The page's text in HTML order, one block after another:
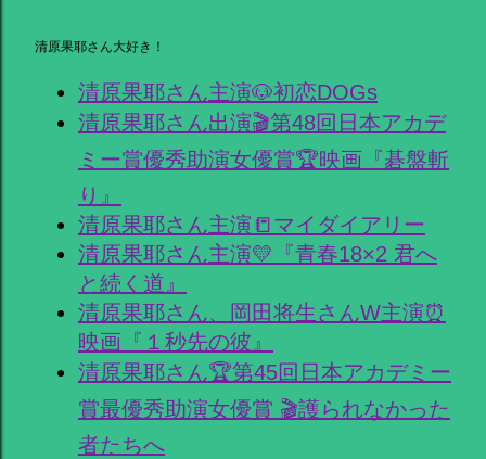
清原果耶さん大好き！
清原果耶さん主演🐶初恋DOGs
清原果耶さん出演🎬第48回日本アカデ
ミー賞優秀助演女優賞🏆映画『碁盤斬
り』
清原果耶さん主演📒マイダイアリー
清原果耶さん主演💛『青春18×2 君へ
と続く道』
清原果耶さん、岡田将生さんW主演⏰
映画『１秒先の彼』
清原果耶さん🏆第45回日本アカデミー
賞最優秀助演女優賞 🎬護られなかった
者たちへ